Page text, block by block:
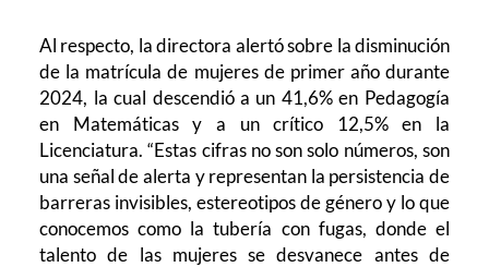
Al respecto, la directora alertó sobre la disminución
de la matrícula de mujeres de primer año durante
2024, la cual descendió a un 41,6% en Pedagogía
en Matemáticas y a un crítico 12,5% en la
Licenciatura. “Estas cifras no son solo números, son
una señal de alerta y representan la persistencia de
barreras invisibles, estereotipos de género y lo que
conocemos como la tubería con fugas, donde el
talento de las mujeres se desvanece antes de